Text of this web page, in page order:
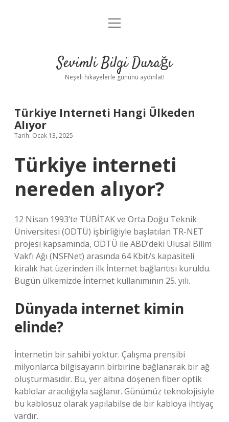
Anasayfa
Yasal Uyarı
menüyü
Sevimli Bilgi Durağı
Neşeli hikayelerle gününü aydınlat!
Türkiye Interneti Hangi Ülkeden
Alıyor
Tarih: Ocak 13, 2025
Türkiye interneti
nereden alıyor?
12 Nisan 1993’te TÜBİTAK ve Orta Doğu Teknik
Üniversitesi (ODTÜ) işbirliğiyle başlatılan TR-NET
projesi kapsamında, ODTÜ ile ABD’deki Ulusal Bilim
Vakfı Ağı (NSFNet) arasında 64 Kbit/s kapasiteli
kiralık hat üzerinden ilk İnternet bağlantısı kuruldu.
Bugün ülkemizde İnternet kullanımının 25. yılı.
Dünyada internet kimin
elinde?
İnternetin bir sahibi yoktur. Çalışma prensibi
milyonlarca bilgisayarın birbirine bağlanarak bir ağ
oluşturmasıdır. Bu, yer altına döşenen fiber optik
kablolar aracılığıyla sağlanır. Günümüz teknolojisiyle
bu kablosuz olarak yapılabilse de bir kabloya ihtiyaç
vardır.